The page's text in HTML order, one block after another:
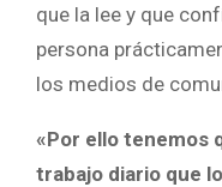
que la lee y que
persona
los medios de
«Por ello tenemos
trabajo diario que